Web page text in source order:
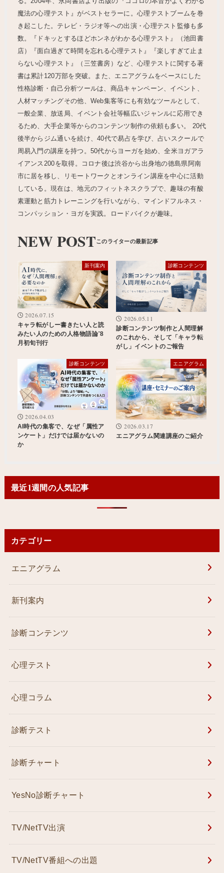
魔法の心理テスト』がベストセラーに。心理テストブームを巻
き起こした。テレビ・ラジオ等への出演・心理テスト監修も多
数。『ドキッとするほどホンネがわかる心理テスト』（池田書
店）『面白過ぎて時間を忘れる心理テスト』『楽しすぎて止ま
らない心理テスト』（三笠書房）など、心理テストに関する著
書は累計120万部を突破。また、エニアグラムをベースにした
性格診断・自己分析ツールは、商品キャンペーン、イベント、
人材マッチングその他、Web集客等にも有効なツールとして、
一般企業、放送局、イベント会社等幅広いジャンルに応用でき
るため、大手企業等からのコンテンツ制作の依頼も多い。 20代
後半からジム通いを続け、40代で易占を学び、占いスクールで
周易入門の講座を持つ。50代からヨーガを始め、全米ヨガアラ
イアンス200を取得。コロナ後は渋谷から出身地の徳島県阿南
市に居を移し、リモートワークとオンライン講座を中心に活動
している。現在は、地元のフィットネスクラブで、趣味の有酸
素運動と筋力トレーニングを行いながら、マインドフルネス・
コンパッション・ヨガを実践。ロードバイクが趣味。
NEW POST
新刊案内
2026.07.15
キャラ転がしー書きたい人と読
みたい人のための人格物語論⁻8
月初旬刊行
診断コンテンツ
2026.05.11
診断コンテンツ制作と人間理解
のこれから、そして「キャラ転
がし」イベントのご報告
診断コンテンツ
2026.04.03
AI時代の集客で、なぜ「属性ア
ンケート」だけでは届かないの
か
エニアグラム
2026.03.17
エニアグラム関連講座のご紹介
最近1週間の人気記事
カテゴリー
エニアグラム
新刊案内
診断コンテンツ
心理テスト
心理コラム
診断テスト
診断チャート
YesNo診断チャート
TV/NetTV出演
TV/NetTV番組への出題